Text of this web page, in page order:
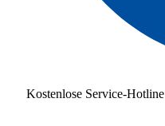
Kostenlose Service-Hotline